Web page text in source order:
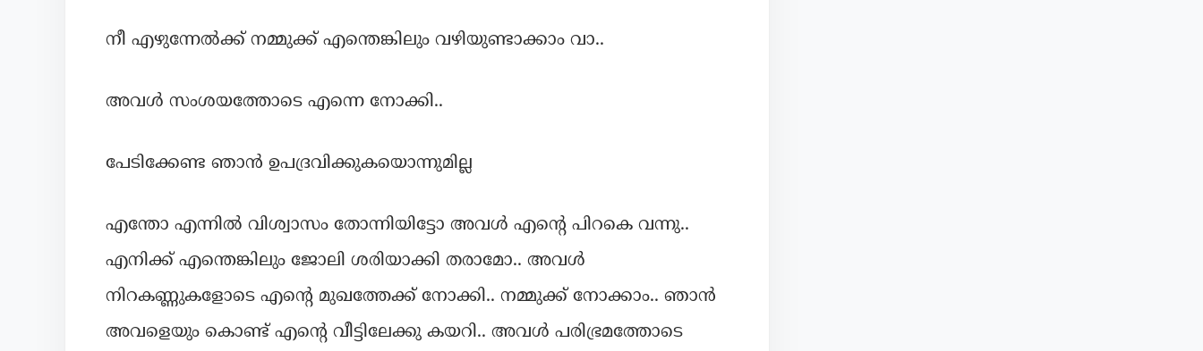
നീ എഴുന്നേൽക്ക് നമ്മുക്ക് എന്തെങ്കിലും വഴിയുണ്ടാക്കാം വാ..
അവൾ സംശയത്തോടെ എന്നെ നോക്കി..
പേടിക്കേണ്ട ഞാൻ ഉപദ്രവിക്കുകയൊന്നുമില്ല
എന്തോ എന്നിൽ വിശ്വാസം തോന്നിയിട്ടോ അവൾ എന്റെ പിറകെ വന്നു..
എനിക്ക് എന്തെങ്കിലും ജോലി ശരിയാക്കി തരാമോ.. അവൾ
നിറകണ്ണുകളോടെ എന്റെ മുഖത്തേക്ക് നോക്കി.. നമ്മുക്ക് നോക്കാം.. ഞാൻ
അവളെയും കൊണ്ട് എന്റെ വീട്ടിലേക്കു കയറി.. അവൾ പരിഭ്രമത്തോടെ